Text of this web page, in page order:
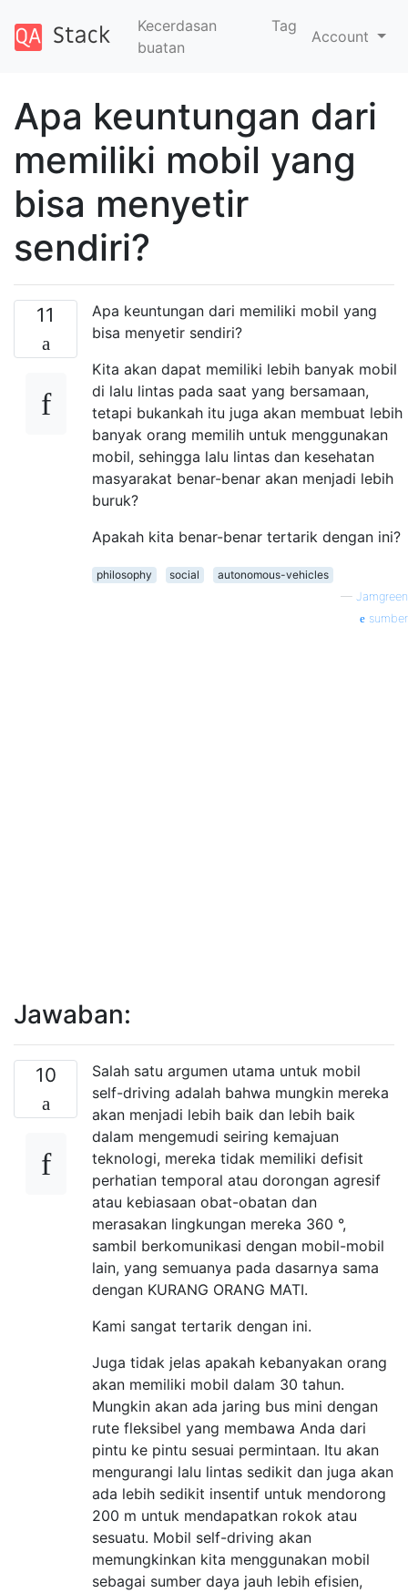
Kecerdasan
buatan
Tag
Account
Apa keuntungan dari
memiliki mobil yang
bisa menyetir
sendiri?
11
Apa keuntungan dari memiliki mobil yang
bisa menyetir sendiri?
Kita akan dapat memiliki lebih banyak mobil
di lalu lintas pada saat yang bersamaan,
tetapi bukankah itu juga akan membuat lebih
banyak orang memilih untuk menggunakan
mobil, sehingga lalu lintas dan kesehatan
masyarakat benar-benar akan menjadi lebih
buruk?
Apakah kita benar-benar tertarik dengan ini?
philosophy social
autonomous-vehicles
— Jamgreen
sumber
Jawaban:
10
Salah satu argumen utama untuk mobil
self-driving adalah bahwa mungkin mereka
akan menjadi lebih baik dan lebih baik
dalam mengemudi seiring kemajuan
teknologi, mereka tidak memiliki defisit
perhatian temporal atau dorongan agresif
atau kebiasaan obat-obatan dan
merasakan lingkungan mereka 360 °,
sambil berkomunikasi dengan mobil-mobil
lain, yang semuanya pada dasarnya sama
dengan KURANG ORANG MATI.
Kami sangat tertarik dengan ini.
Juga tidak jelas apakah kebanyakan orang
akan memiliki mobil dalam 30 tahun.
Mungkin akan ada jaring bus mini dengan
rute fleksibel yang membawa Anda dari
pintu ke pintu sesuai permintaan. Itu akan
mengurangi lalu lintas sedikit dan juga akan
ada lebih sedikit insentif untuk mendorong
200 m untuk mendapatkan rokok atau
sesuatu. Mobil self-driving akan
memungkinkan kita menggunakan mobil
sebagai sumber daya jauh lebih efisien,